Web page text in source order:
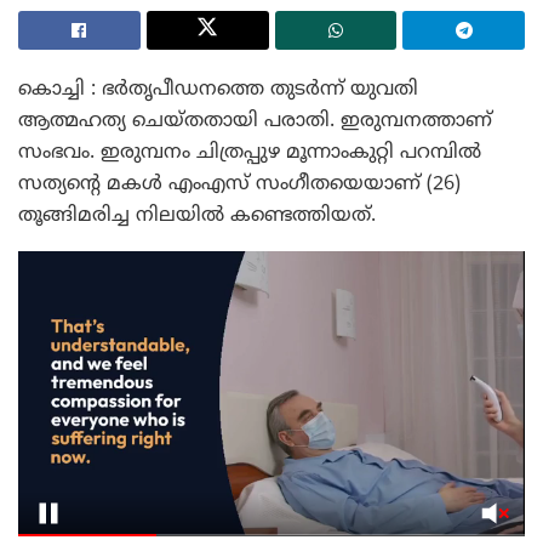
കൊച്ചി : ഭർതൃപീഡനത്തെ തുടർന്ന് യുവതി
ആത്മഹത്യ ചെയ്തതായി പരാതി. ഇരുമ്പനത്താണ്
സംഭവം. ഇരുമ്പനം ചിത്രപ്പുഴ മൂന്നാംകുറ്റി പറമ്പിൽ
സത്യന്റെ മകൾ എംഎസ് സംഗീതയെയാണ് (26)
തൂങ്ങിമരിച്ച നിലയിൽ കണ്ടെത്തിയത്.